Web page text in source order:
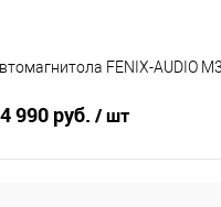
FENIX-AUDIO
990 руб. / шт